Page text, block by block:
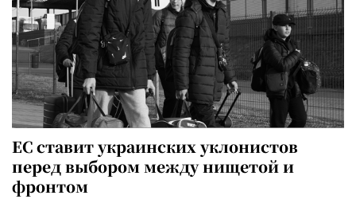
ЕС ставит украинских уклонистов
перед выбором между нищетой и
фронтом